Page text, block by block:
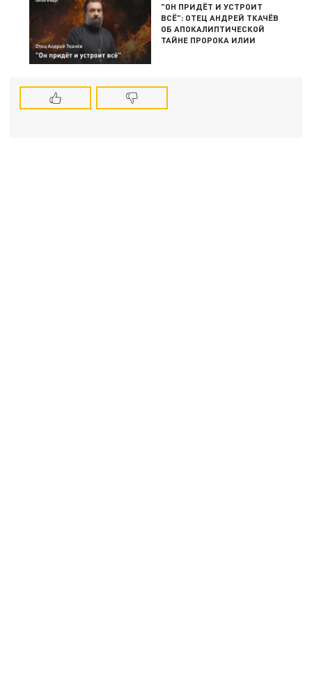
"ОН ПРИДЁТ И УСТРОИТ
ВСЁ": ОТЕЦ АНДРЕЙ ТКАЧЁВ
ОБ АПОКАЛИПТИЧЕСКОЙ
ТАЙНЕ ПРОРОКА ИЛИИ